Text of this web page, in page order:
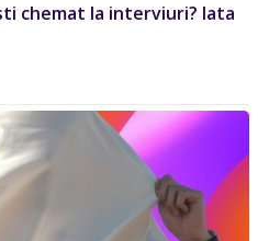
chemat la interviuri? Iata